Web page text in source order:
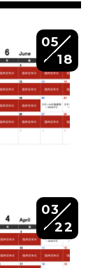
05
18
03
22